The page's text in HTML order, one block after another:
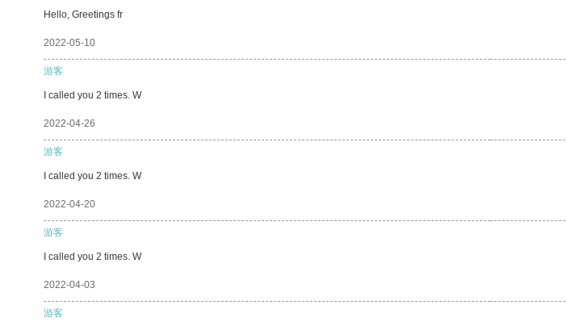
Hello, Greetings fr
2022-05-10
游客
I called you 2 times. W
2022-04-26
游客
I called you 2 times. W
2022-04-20
游客
I called you 2 times. W
2022-04-03
游客